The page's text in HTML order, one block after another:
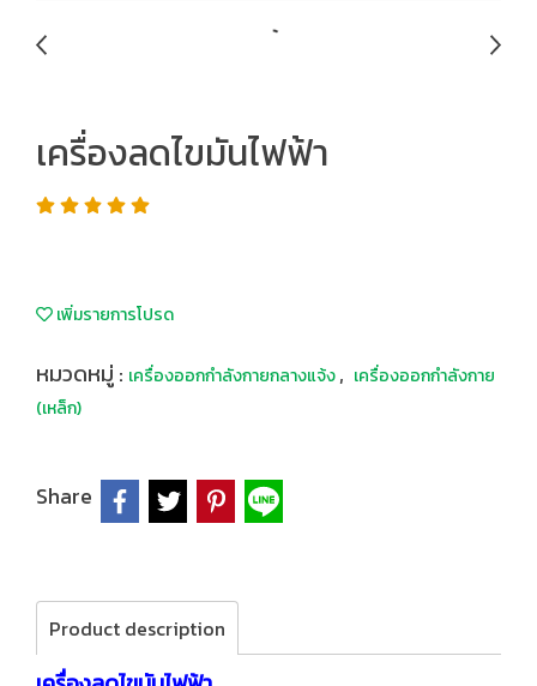
เครื่องลดไขมันไฟฟ้า
เพิ่มรายการโปรด
หมวดหมู่ : เครื่องออกกำลังกายกลางแจ้ง, เครื่องออกกำลังกาย
(เหล็ก)
Share
Product description